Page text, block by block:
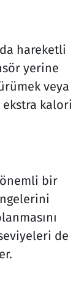
hareketli
yerine
veya
kalori
önemli bir
de